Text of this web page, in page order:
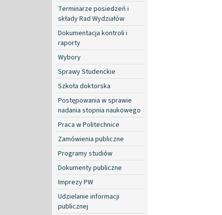
Terminarze posiedzeń i
składy Rad Wydziałów
Dokumentacja kontroli i
raporty
Wybory
Sprawy Studenckie
Szkoła doktorska
Postępowania w sprawie
nadania stopnia naukowego
Praca w Politechnice
Zamówienia publiczne
Programy studiów
Dokumenty publiczne
Imprezy PW
Udzielanie informacji
publicznej